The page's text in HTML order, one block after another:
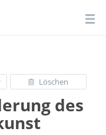
Löschen
des